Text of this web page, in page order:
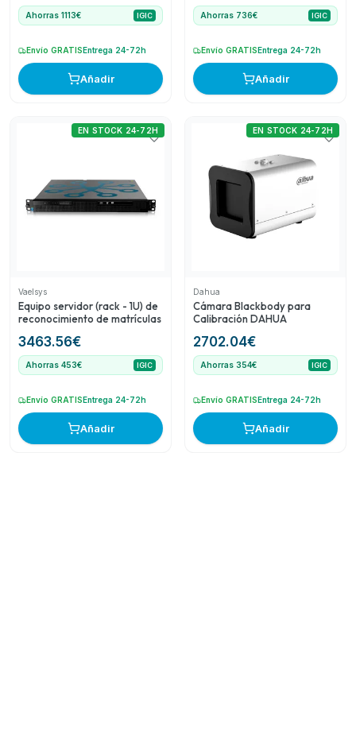
ampliable a 200
Ahorras 1113€ IGIC
Envío GRATISEntrega 24-72h
Añadir
Ahorras 736€ IGIC
Envío GRATISEntrega 24-72h
Añadir
Vaelsys
Equipo servidor (rack - 1U) de
reconocimiento de matrículas
3463.56€
EN STOCK 24-72H
Ahorras 453€ IGIC
Envío GRATIS Entrega 24-72h
Añadir
Dahua
Cámara Blackbody para
Calibración DAHUA
2702.04€
EN STOCK 24-72H
Ahorras 354€ IGIC
Envío GRATIS Entrega 24-72h
Añadir